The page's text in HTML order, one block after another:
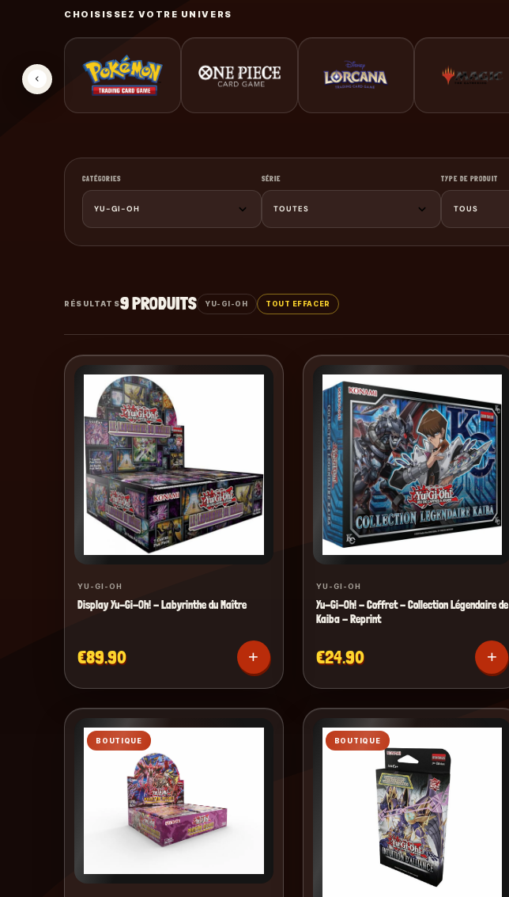
CHOISISSEZ VOTRE UNIVERS
CATÉGORIES
YU-GI-OH
SÉRIE
TOUTES
TYPE DE PRODUIT
TOUS
RÉSULTATS9PRODUITS YU-GI-OH TOUT EFFACER
YU-GI-OH
Display Yu-Gi-Oh! - Labyrinthe du Maître
€89.90 +
YU-GI-OH
Yu-Gi-Oh! - Coffret - Collection Légendaire de
Kaiba - Reprint
€24.90 +
BOUTIQUE BOUTIQUE